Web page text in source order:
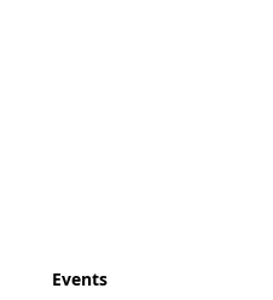
Events